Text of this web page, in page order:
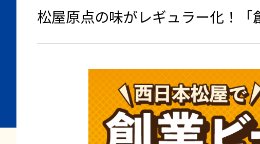
松屋原点の味がレギュラー化！「